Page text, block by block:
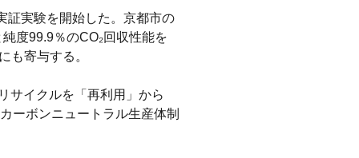
証実験を開始した。京都市の
度99.9％のCO₂回収性能を
も寄与する。
サイクルを「再利用」から
ーボンニュートラル生産体制